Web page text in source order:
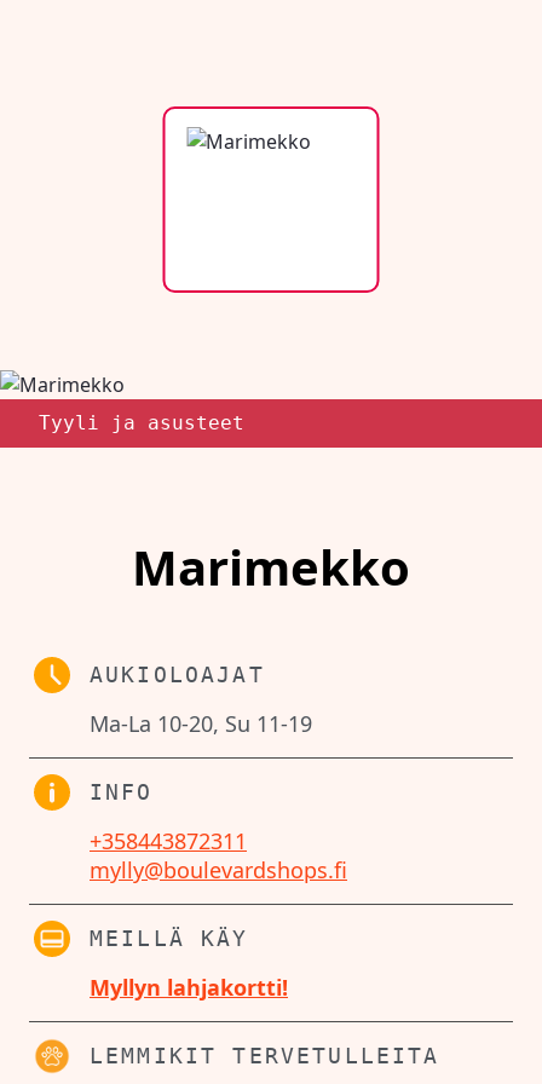
Tyyli ja asusteet
Marimekko
AUKIOLOAJAT
Ma-La 10-20, Su 11-19
INFO
+358443872311
mylly@boulevardshops.fi
MEILLÄ KÄY
Myllyn lahjakortti!
LEMMIKIT TERVETULLEITA